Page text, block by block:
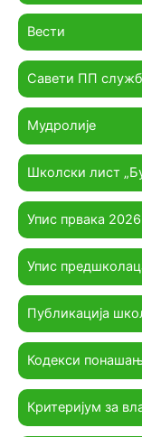
Вести
Савети ПП
Мудролије
Школски лист
Упис првака
Упис
Публикација
Кодекси
Критеријум за